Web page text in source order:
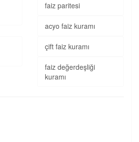
faiz paritesi
acyo faiz kuramı
çift faiz kuramı
faiz değerdeşliği
kuramı